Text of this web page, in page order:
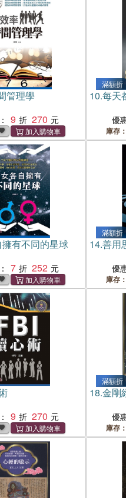
管理學
9 270
滿額折
10.每天
優
庫存
有不同的星球
7 252
滿額折
14.善用
優
庫存
9 270
滿額折
18.金剛
優
庫存